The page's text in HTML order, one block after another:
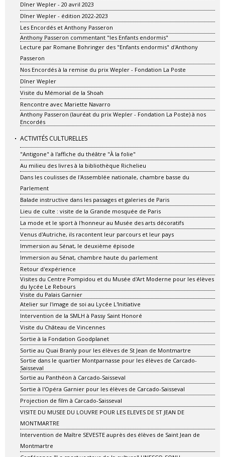
Dîner Wepler - 20 avril 2023
Dîner Wepler - édition 2022-2023
Les Encordés et Anthony Passeron
Anthony Passeron commentant "les Enfants endormis"
Lecture par Romane Bohringer des "Enfants endormis" d'Anthony
Passeron
Nos Encordés à la remise du prix Wepler - Fondation La Poste
Dîner Wepler
Visite du Mémorial de la Shoah
Rencontre avec Mariette Navarro
Anthony Passeron (lauréat du prix Wepler - Fondation La Poste) à nos
Encordés
ACTIVITÉS CULTURELLES
"Antigone" à l'affiche du théâtre "À la folie"
Au milieu des livres à la bibliothèque Richelieu
Dans les coulisses de l'Assemblée nationale, chambre basse du
Parlement
Balade instructive dans les passages et galeries de Paris
Lieu de culte : visite de la Grande mosquée de Paris
La mode et le sport à l'honneur au Musée des arts décoratifs
Venus d'Autriche, ils racontent leur parcours et leur pays
Immersion au Sénat, le deuxième épisode
Immersion au Sénat, chambre haute du parlement
Retour d'expérience
Visites du Centre Pompidou et du Musée d'Art Moderne pour les élèves
du lycée Le Rebours
Visite du Palais Garnier
Atelier sur l'image de soi au Lycée L'Initiative
Intervention de la SMLH à Passy Saint Honoré
Visite du Château de Vincennes
Sortie à la Fondation Goodplanet
Sortie au Quai Branly pour les élèves de St Jean de Montmartre
Sortie dans le quartier Montparnasse pour les élèves de Carcado-
Saisseval
Sortie au Panthéon à Carcado-Saisseval
Sortie à l'Opéra Garnier pour les élèves de Carcado-Saisseval
Projection de film à Carcado-Saisseval
VISITE DU MUSEE DU LOUVRE POUR LES ELEVES DE ST JEAN DE
MONTMARTRE
Intervention de Maître SEVESTE auprès des élèves de Saint Jean de
Montmartre